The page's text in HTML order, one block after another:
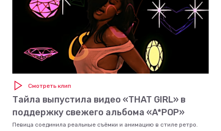
Смотреть клип
Тайла выпустила видео «THAT GIRL» в
поддержку свежего альбома «A*POP»
Певица соединила реальные съёмки и анимацию в стиле ретро.